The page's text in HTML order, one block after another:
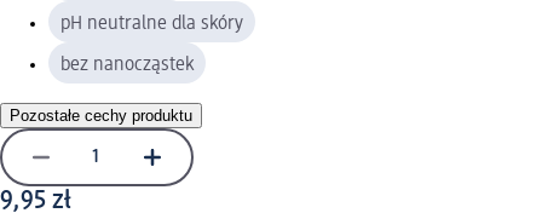
pH neutralne dla skóry
bez nanocząstek
Pozostałe cechy produktu
9,95 zł